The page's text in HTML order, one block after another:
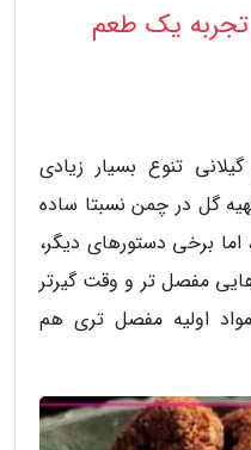
یک طعم
تنوع بسیار زیادی
گل در چمن نسبتا ساده
برخی دستورهای دیگر،
مفصل تر و وقت گیرتر
اولیه مفصل تری هم